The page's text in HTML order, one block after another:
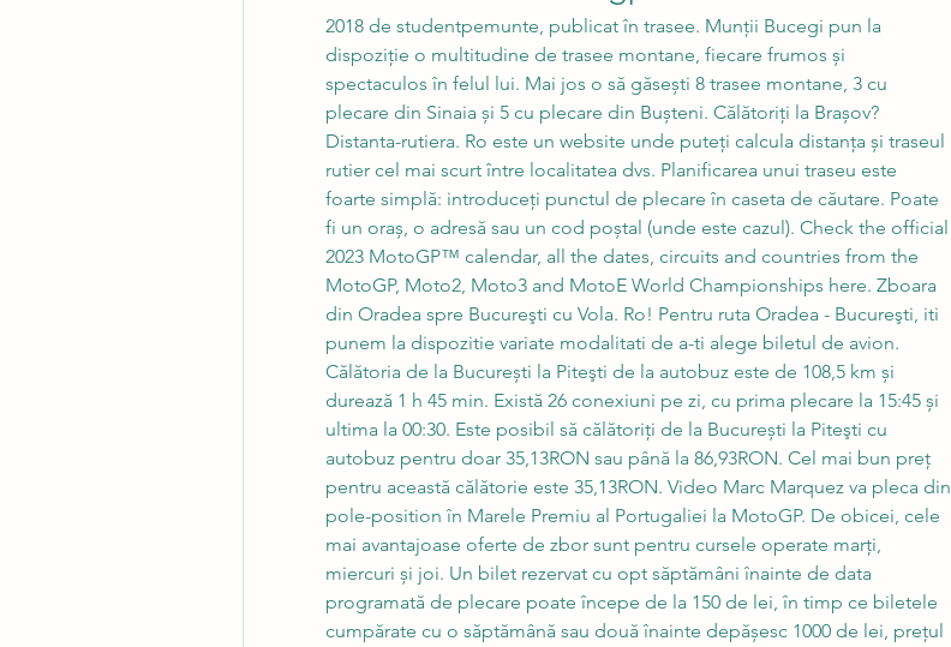
2018 de studentpemunte, publicat în trasee. Munții Bucegi pun la
dispoziție o multitudine de trasee montane, fiecare frumos și
spectaculos în felul lui. Mai jos o să găsești 8 trasee montane, 3 cu
plecare din Sinaia și 5 cu plecare din Bușteni. Călătoriți la Brașov?
Distanta-rutiera. Ro este un website unde puteți calcula distanța și traseul
rutier cel mai scurt între localitatea dvs. Planificarea unui traseu este
foarte simplă: introduceți punctul de plecare în caseta de căutare. Poate
fi un oraș, o adresă sau un cod poștal (unde este cazul). Check the official
2023 MotoGP™ calendar, all the dates, circuits and countries from the
MotoGP, Moto2, Moto3 and MotoE World Championships here. Zboara
din Oradea spre Bucureşti cu Vola. Ro! Pentru ruta Oradea - Bucureşti, iti
punem la dispozitie variate modalitati de a-ti alege biletul de avion.
Călătoria de la București la Piteşti de la autobuz este de 108,5 km și
durează 1 h 45 min. Există 26 conexiuni pe zi, cu prima plecare la 15:45 și
ultima la 00:30. Este posibil să călătoriți de la București la Piteşti cu
autobuz pentru doar 35,13RON sau până la 86,93RON. Cel mai bun preț
pentru această călătorie este 35,13RON. Video Marc Marquez va pleca din
pole-position în Marele Premiu al Portugaliei la MotoGP. De obicei, cele
mai avantajoase oferte de zbor sunt pentru cursele operate marți,
miercuri și joi. Un bilet rezervat cu opt săptămâni înainte de data
programată de plecare poate începe de la 150 de lei, în timp ce biletele
cumpărate cu o săptămână sau două înainte depășesc 1000 de lei, prețul